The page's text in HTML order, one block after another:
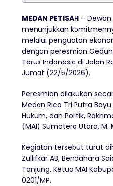
MEDAN PETISAH –
menunjukkan
melalui penguatan
dengan peresmian
Terus Indonesia di Jalan
Jumat (22/5/2026).
Peresmian dilakukan
Medan Rico Tri Putra
Hukum, dan Politik,
(MAI) Sumatera Utara, M.
Kegiatan tersebut turut
Zullifkar AB, Bendahara
Tanjung, Ketua MAI
0201/MP.